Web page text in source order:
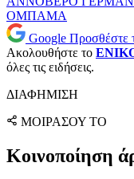
ΟΜΠΑΜΑ
Google Προσθέστε
Ακολουθήστε το
όλες τις ειδήσεις.
ΔΙΑΦΗΜΙΣΗ
ΜΟΙΡΑΣΟΥ ΤΟ
Κοινοποίηση